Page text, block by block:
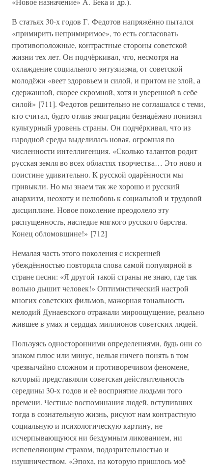
В статьях 30-х годов Г. Федотов напряжённо пытался
«примирить непримиримое», то есть согласовать
противоположные, контрастные стороны советской
жизни тех лет. Он подчёркивал, что, несмотря на
охлаждение социального энтузиазма, от советской
молодёжи «веет здоровьем и силой, и притом не злой, а
сдержанной, скорее скромной, хотя и уверенной в себе
силой» [711]. Федотов решительно не соглашался с теми,
кто считал, будто отлив эмиграции безнадёжно понизил
культурный уровень страны. Он подчёркивал, что из
народной среды выделилась новая, огромная по
численности интеллигенция. «Сколько талантов родит
русская земля во всех областях творчества… Это ново и
поистине удивительно. К русской одарённости мы
привыкли. Но мы знаем так же хорошо и русский
анархизм, неохоту и нелюбовь к социальной и трудовой
дисциплине. Новое поколение преодолело эту
распущенность, наследие мягкого русского барства.
Конец обломовщине!» [712]
Немалая часть этого поколения с искренней
убеждённостью повторяла слова самой популярной в
стране песни: «Я другой такой страны не знаю, где так
вольно дышит человек!» Оптимистический настрой
многих советских фильмов, мажорная тональность
мелодий Дунаевского отражали мироощущение, реально
жившее в умах и сердцах миллионов советских людей.
Пользуясь односторонними определениями, будь они со
знаком плюс или минус, нельзя ничего понять в том
чрезвычайно сложном и противоречивом феномене,
который представляли советская действительность
середины 30-х годов и её восприятие людьми того
времени. Честные воспоминания людей, вступивших
тогда в сознательную жизнь, рисуют нам контрастную
социальную и психологическую картину, не
исчерпывающуюся ни бездумным ликованием, ни
испепеляющим страхом, подозрительностью и
наушничеством. «Эпоха, на которую пришлось моё